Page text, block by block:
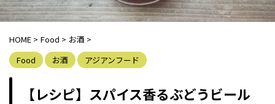
HOME > Food > お酒 >
Food
お酒 アジアンフード
【レシピ】スパイス香るぶどうビール